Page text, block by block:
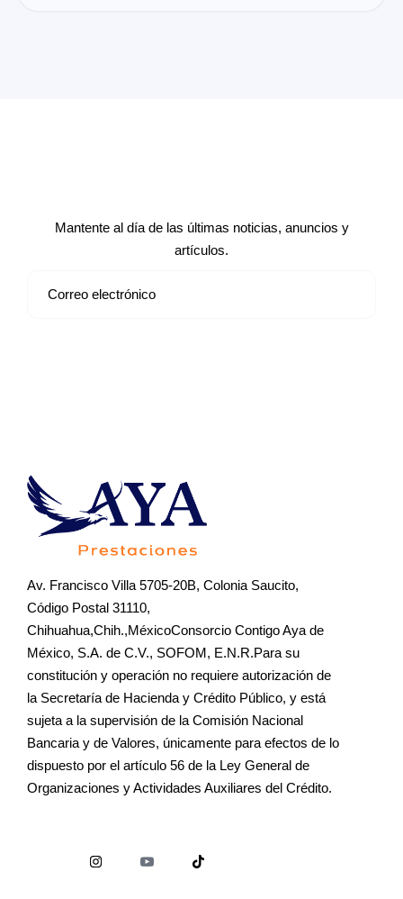
Mantente al día de las últimas noticias, anuncios y
artículos.
Av. Francisco Villa 5705-20B, Colonia Saucito,
Código Postal 31110,
Chihuahua,Chih.,MéxicoConsorcio Contigo Aya de
México, S.A. de C.V., SOFOM, E.N.R.Para su
constitución y operación no requiere autorización de
la Secretaría de Hacienda y Crédito Público, y está
sujeta a la supervisión de la Comisión Nacional
Bancaria y de Valores, únicamente para efectos de lo
dispuesto por el artículo 56 de la Ley General de
Organizaciones y Actividades Auxiliares del Crédito.